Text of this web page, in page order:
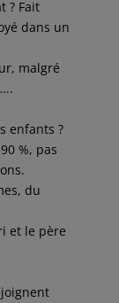
? Fait
dans un
malgré
enfants ?
%, pas
du
et le père